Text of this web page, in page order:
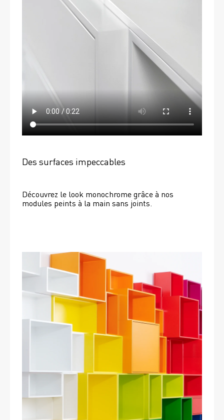
Des surfaces impeccables
Découvrez le look monochrome grâce à nos
modules peints à la main sans joints.